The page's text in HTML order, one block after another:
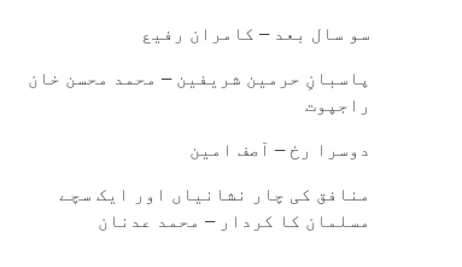
سو سال بعد – کامران رفیع
پاسبانِ حرمین شریفین – محمد محسن خان
راجپوت
دوسرا رخ – آصف امین
منافق کی چار نشانیاں اور ایک سچے
مسلمان کا کردار – محمد عدنان